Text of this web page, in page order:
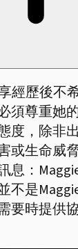
經歷後不
須尊重她
度，除非
或生命威
息：
不是
要時提供協